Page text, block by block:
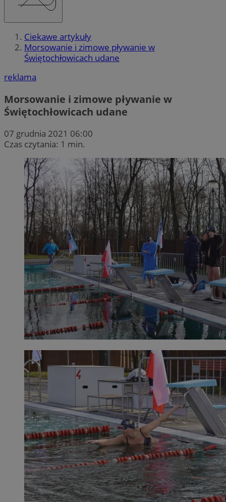
Ciekawe artykuły
Morsowanie i zimowe pływanie w
Świętochłowicach udane
reklama
Morsowanie i zimowe pływanie w
Świętochłowicach udane
07 grudnia 2021 06:00
Czas czytania: 1 min.